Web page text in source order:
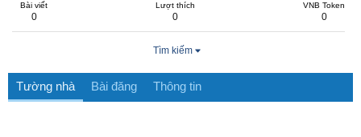
Bài viết
0
Lượt thích
0
VNB Token
0
Tìm kiếm
Tường nhà Bài đăng Thông tin